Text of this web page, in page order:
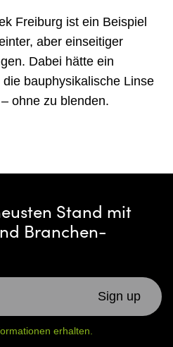
Freiburg ist ein Beispiel
aber einseitiger
Dabei hätte ein
bauphysikalische Linse
ohne zu blenden.
Stand mit
Branchen-
erhalten.